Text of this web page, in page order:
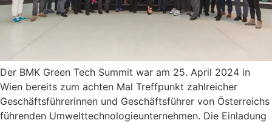
Der BMK Green Tech Summit war am 25. April 2024 in
Wien bereits zum achten Mal Treffpunkt zahlreicher
Geschäftsführerinnen und Geschäftsführer von Österreichs
führenden Umwelttechnologieunternehmen. Die Einladung